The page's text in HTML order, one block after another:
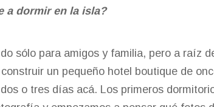
a dormir en la isla?
sólo para amigos y familia, pero a raíz
un pequeño hotel boutique de
o tres días acá. Los primeros